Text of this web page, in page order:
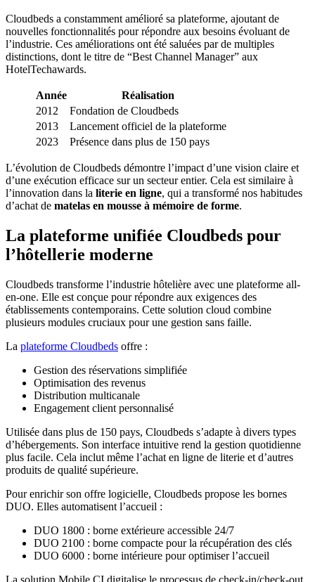
Cloudbeds a constamment amélioré sa plateforme, ajoutant de
nouvelles fonctionnalités pour répondre aux besoins évoluant de
l’industrie. Ces améliorations ont été saluées par de multiples
distinctions, dont le titre de “Best Channel Manager” aux
HotelTechawards.
Année
Réalisation
2012
Fondation de Cloudbeds
2013
Lancement officiel de la plateforme
2023
Présence dans plus de 150 pays
L’évolution de Cloudbeds démontre l’impact d’une vision claire et
d’une exécution efficace sur un secteur entier. Cela est similaire à
l’innovation dans la literie en ligne, qui a transformé nos habitudes
d’achat de matelas en mousse à mémoire de forme.
La plateforme unifiée Cloudbeds pour
l’hôtellerie moderne
Cloudbeds transforme l’industrie hôtelière avec une plateforme all-
en-one. Elle est conçue pour répondre aux exigences des
établissements contemporains. Cette solution cloud combine
plusieurs modules cruciaux pour une gestion sans faille.
La plateforme Cloudbeds offre :
Gestion des réservations simplifiée
Optimisation des revenus
Distribution multicanale
Engagement client personnalisé
Utilisée dans plus de 150 pays, Cloudbeds s’adapte à divers types
d’hébergements. Son interface intuitive rend la gestion quotidienne
plus facile. Cela inclut même l’achat en ligne de literie et d’autres
produits de qualité supérieure.
Pour enrichir son offre logicielle, Cloudbeds propose les bornes
DUO. Elles automatisent l’accueil :
DUO 1800 : borne extérieure accessible 24/7
DUO 2100 : borne compacte pour la récupération des clés
DUO 6000 : borne intérieure pour optimiser l’accueil